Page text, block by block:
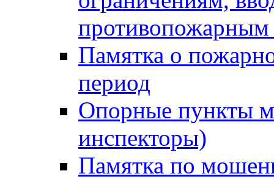
Памятка о
период
Опорные пункты
инспекторы)
Памятка по